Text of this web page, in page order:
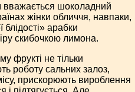
шоколадний
жінки обличчя, навпаки,
арабки
скибочкою лимона.
фрукті не тільки
роботу сальних залоз,
прискорюють вироблення